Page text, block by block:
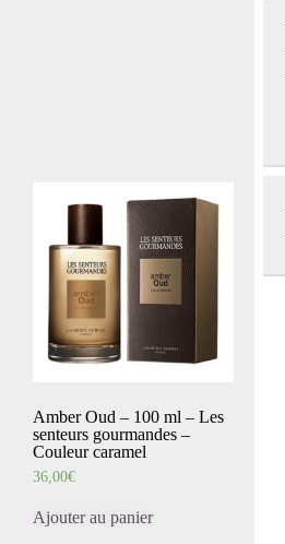
Amber Oud – 100 ml – Les
senteurs gourmandes –
Couleur caramel
36,00€
Ajouter au panier